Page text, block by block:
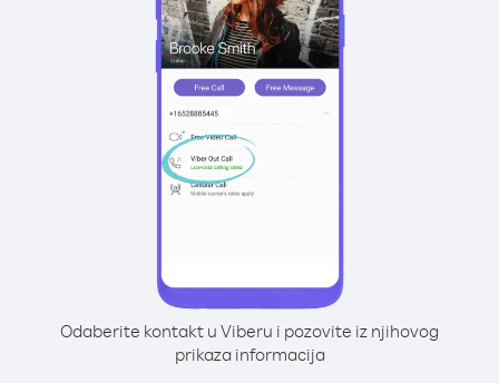
Odaberite kontakt u Viberu i pozovite iz njihovog
prikaza informacija